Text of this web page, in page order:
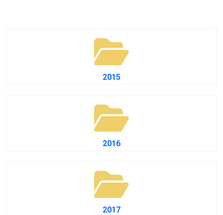
2015
2016
2017